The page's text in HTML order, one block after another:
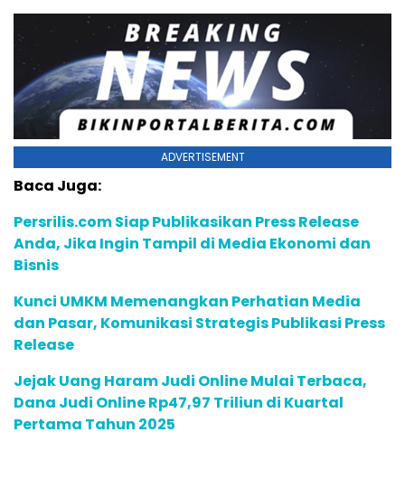
ADVERTISEMENT
Baca Juga:
Persrilis.com Siap Publikasikan Press Release
Anda, Jika Ingin Tampil di Media Ekonomi dan
Bisnis
Kunci UMKM Memenangkan Perhatian Media
dan Pasar, Komunikasi Strategis Publikasi Press
Release
Jejak Uang Haram Judi Online Mulai Terbaca,
Dana Judi Online Rp47,97 Triliun di Kuartal
Pertama Tahun 2025